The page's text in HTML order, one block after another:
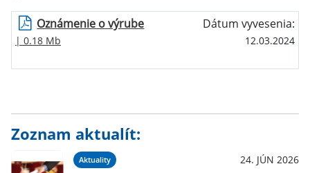
Oznámenie o výrube
| 0.18 Mb
Dátum vyvesenia:
12.03.2024
Zoznam aktualít:
Aktuality 24. JÚN 2026